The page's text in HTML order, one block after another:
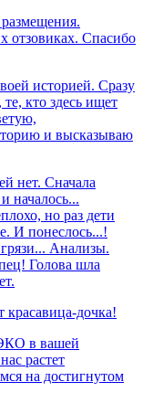
отзовиках. Спасибо
историей. Сразу
те, кто здесь ищет
и высказываю
нет. Сначала
началось...
но раз дети
И понеслось...!
Анализы.
Голова шла
красавица-дочка!
ЭКО в вашей
растет
на достигнутом